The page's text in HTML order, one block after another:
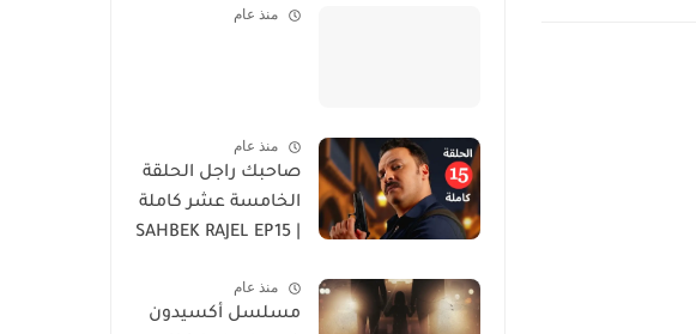
منذ عام
منذ عام
صاحبك راجل الحلقة
الخامسة عشر كاملة
منذ عام
مسلسل أكسيدون